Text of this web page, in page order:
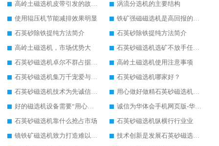
高岭土磁选机皮带引发的故障有哪些
涡流分选机的主要结构
使用辊压机节能减排效果明显
铁矿强磁磁选机是高回报的项目
石英砂除铁提纯方法简介
石英砂除铁提纯方法简介
高岭土磁选机，市场优势大
石英砂磁选机选矿不放手任何一个
石英砂磁选机卓尔不群占据磁选行业一片天
高岭土磁选机使用注意事项
石英砂磁选机集万千宠爱与一身
石英砂磁选机哪家好？
石英砂磁选机技术为先诚信经营
用心做好做精石英砂磁选机塑造高端企业形象
好的磁选机设备需要“用心呵护”
诚信为华体会手机网页版-华体会(中国) 石英砂磁选机发展保驾护航
石英砂磁选机靠什么抢占市场
石英砂磁选机纵横行行业业
镜铁矿磁选机致力打造难以超越的臻品
技术创新是发展石英砂磁选机的主要驱动力